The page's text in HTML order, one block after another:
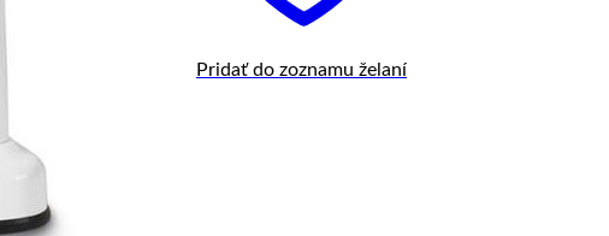
Pridať do zoznamu želaní